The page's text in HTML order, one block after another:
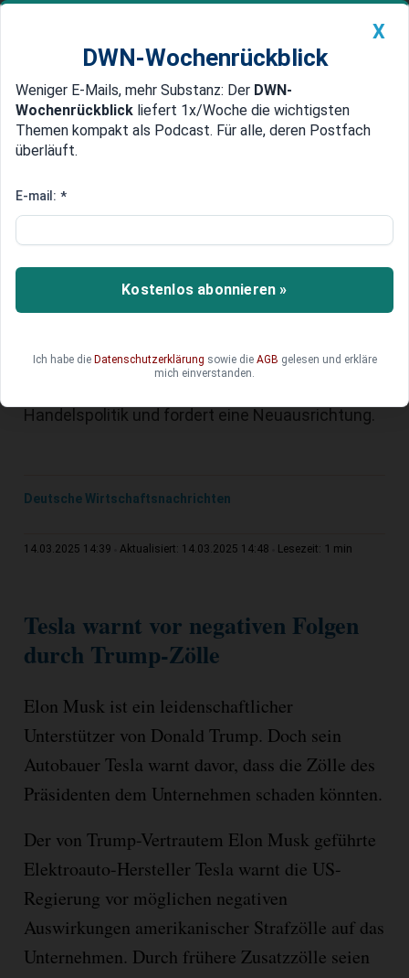
Newsticker MEIN DWN: Geldanlage Premium
Edelmetalle DWN-Magazin China
Tesla: Trump-Zölle könnten dem
Tesla-Chef Elon Musk gilt als Trump-
Unterstützer – doch sein Unternehmen schlägt
Alarm. Die Strafzölle der US-Regierung könnten
die internationale Wettbewerbsfähigkeit des
Autobauers schwächen. In einem Brief an die US-
Handelspolitik und fordert eine Neuausrichtung.
Deutsche Wirtschaftsnachrichten
14.03.2025 14:39 Aktualisiert: 14.03.2025 14:48 Lesezeit: 1 min
Tesla warnt vor negativen Folgen
durch Trump-Zölle
Elon Musk ist ein leidenschaftlicher
Unterstützer von Donald Trump. Doch sein
Autobauer Tesla warnt davor, dass die Zölle des
Präsidenten dem Unternehmen schaden könnten.
Der von Trump-Vertrautem Elon Musk geführte
Elektroauto-Hersteller Tesla warnt die US-
Regierung vor möglichen negativen
Auswirkungen amerikanischer Strafzölle auf das
Unternehmen. Durch frühere Zusatzzölle seien
X
DWN-Wochenrückblick
Weniger E-Mails, mehr Substanz: Der DWN-
Wochenrückblick liefert 1x/Woche die wichtigsten
Themen kompakt als Podcast. Für alle, deren Postfach
überläuft.
E-mail: *
Kostenlos abonnieren »
Ich habe die Datenschutzerklärung sowie die AGB gelesen und erkläre
mich einverstanden.